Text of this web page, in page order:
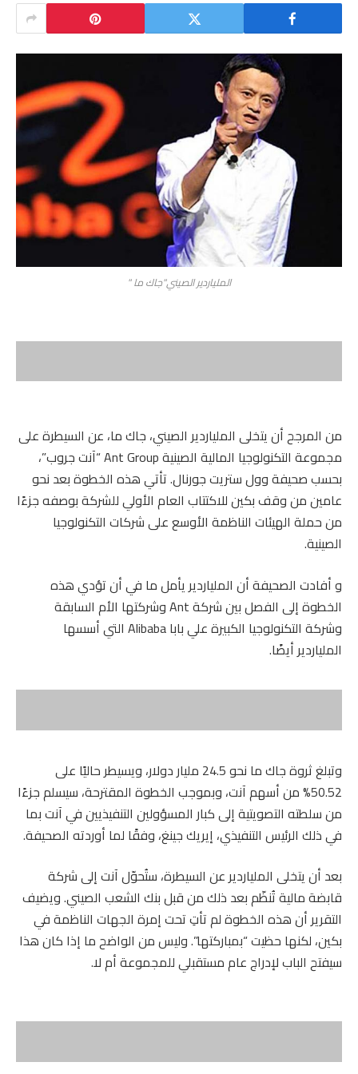
الملياردير الصيني"جاك ما "
من المرجح أن يتخلى الملياردير الصيني، جاك ما، عن السيطرة على
مجموعة التكنولوجيا المالية الصينية Ant Group “آنت جروب”،
بحسب صحيفة وول ستريت جورنال. تأتي هذه الخطوة بعد نحو
عامين من وقف بكين للاكتتاب العام الأولي للشركة بوصفه جزءًا
من حملة الهيئات الناظمة الأوسع على شركات التكنولوجيا
الصينية.
و أفادت الصحيفة أن الملياردير يأمل ما في أن تؤدي هذه
الخطوة إلى الفصل بين شركة Ant وشركتها الأم السابقة
وشركة التكنولوجيا الكبيرة علي بابا Alibaba التي أسسها
الملياردير أيضًا.
وتبلغ ثروة جاك ما نحو 24.5 مليار دولار، ويسيطر حاليًا على
50.52% من أسهم آنت، وبموجب الخطوة المقترحة، سيسلم جزءًا
من سلطته التصويتية إلى كبار المسؤولين التنفيذيين في آنت بما
في ذلك الرئيس التنفيذي، إيريك جينغ، وفقًا لما أوردته الصحيفة.
بعد أن يتخلى الملياردير عن السيطرة، ستُحوّل آنت إلى شركة
قابضة مالية تُنظّم بعد ذلك من قبل بنك الشعب الصيني. ويضيف
التقرير أن هذه الخطوة لم تأتِ تحت إمرة الجهات الناظمة في
بكين، لكنها حظيت “بمباركتها”. وليس من الواضح ما إذا كان هذا
سيفتح الباب لإدراج عام مستقبلي للمجموعة أم لا.